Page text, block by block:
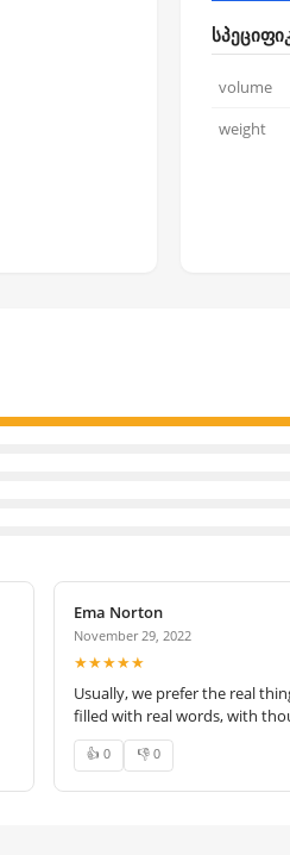
volume
weight
Ema Norton
November 29, 2022
★★★★★
Usually, we prefer the real
filled with real words, with
👍 0 👎 0